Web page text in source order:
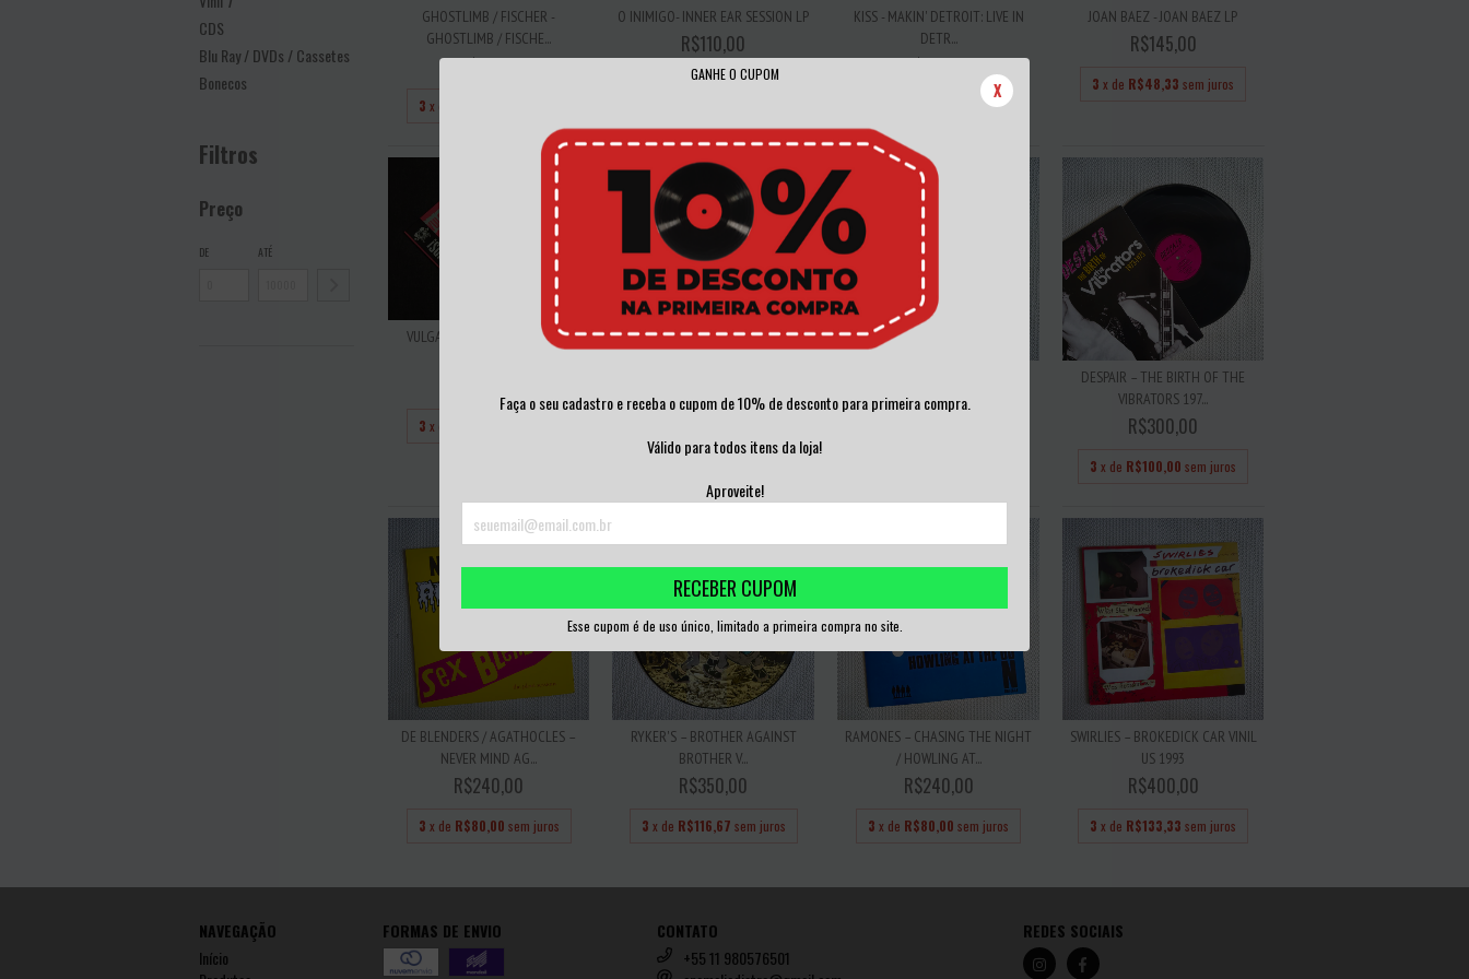
GANHE O CUPOM
X
Faça o seu cadastro e receba o cupom de 10% de desconto para primeira compra.
Válido para todos itens da loja!
Aproveite!
RECEBER CUPOM
Esse cupom é de uso único, limitado a primeira compra no site.
CDS
Blu Ray / DVDs / Cassetes
Bonecos
Filtros
Preço
DE ATÉ
GHOSTLIMB / FISCHER -
GHOSTLIMB / FISCHE...
R$80,00
3 x de
O INIMIGO- INNER EAR SESSION LP
R$110,00
R$36,67sem juros
KISS - MAKIN' DETROIT: LIVE IN
DETR...
R$240,00
sem juros
JOAN BAEZ - JOAN BAEZ LP
R$145,00
3 x de R$48,33 sem juros
VULGARITY KIDS - VULGARITY
3 x de
PISTOLS L...
VINIL 2010
DESPAIR – THE BIRTH OF THE
VIBRATORS 197...
R$300,00
3 x de R$100,00 sem juros
DE BLENDERS / AGATHOCLES –
NEVER MIND AG...
R$240,00
3 x de R$80,00 sem juros
RYKER'S – BROTHER AGAINST
BROTHER V...
R$350,00
3 x de R$116,67 sem juros
RAMONES – CHASING THE NIGHT
/ HOWLING AT...
R$240,00
3 x de R$80,00 sem juros
SWIRLIES – BROKEDICK CAR VINIL
US 1993
R$400,00
3 x de R$133,33 sem juros
NAVEGAÇÃO
Início
FORMAS DE ENVIO
CONTATO
+55 11 980576501
REDES SOCIAIS